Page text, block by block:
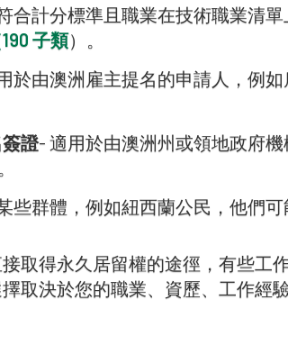
合計分標準且職業在技術職業清
190 子類）。
於由澳洲雇主提名的申請人，例
證- 適用於由澳洲州或領地政府
些群體，例如紐西蘭公民，他們
取得永久居留權的途徑，有些工
取決於您的職業、資歷、工作經